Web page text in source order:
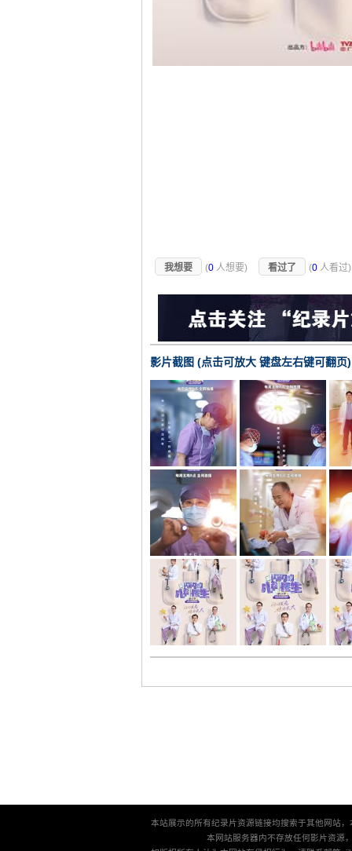
我想要 (0 人想要) 看过了 (0 人看过
影片截图 (点击可放大 键盘左右键可翻页)
本站展示的所有纪录片资源链接均搜索于其他网站
本网站服务器内不存放任何影片资源